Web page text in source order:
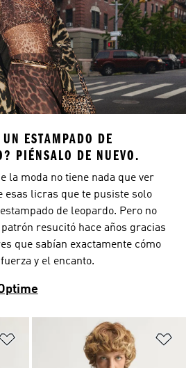
Añadir a la lista de deseos
ESTAMPADO DE
PIÉNSALO DE NUEVO.
la moda no tiene nada que ver
esas licras que te pusiste solo
de leopardo. Pero no
patrón resucitó hace años gracias
que sabían exactamente cómo
y el encanto.